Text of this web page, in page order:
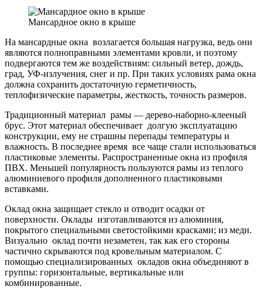
Мансардное окно в крыше
На мансардные окна возлагается большая нагрузка, ведь они
являются полноправными элементами кровли, и поэтому
подвергаются тем же воздействиям: сильный ветер, дождь,
град, УФ-излучения, снег и пр. При таких условиях рама окна
должна сохранить достаточную герметичность,
теплофизические параметры, жесткость, точность размеров.
Традиционный материал рамы — дерево-наборно-клееный
брус. Этот материал обеспечивает долгую эксплуатацию
конструкции, ему не страшны перепады температуры и
влажность. В последнее время все чаще стали использоваться
пластиковые элементы. Распространенные окна из профиля
ПВХ. Меньшей популярность пользуются рамы из теплого
алюминиевого профиля дополненного пластиковыми
вставками.
Оклад окна защищает стекло и отводит осадки от
поверхности. Оклады изготавливаются из алюминия,
покрытого специальными светостойкими красками; из меди.
Визуально оклад почти незаметен, так как его стороны
частично скрываются под кровельным материалом. С
помощью специализированных окладов окна объединяют в
группы: горизонтальные, вертикальные или
комбинированные.